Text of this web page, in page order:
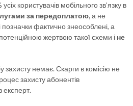
користувачів мобільного зв’язку в
за передоплатою,а не
позначки фактично знеособлені, а
жертвою такої схеми і не
захисту немає. Скарги в комісію не
захисту абонентів
експерт.